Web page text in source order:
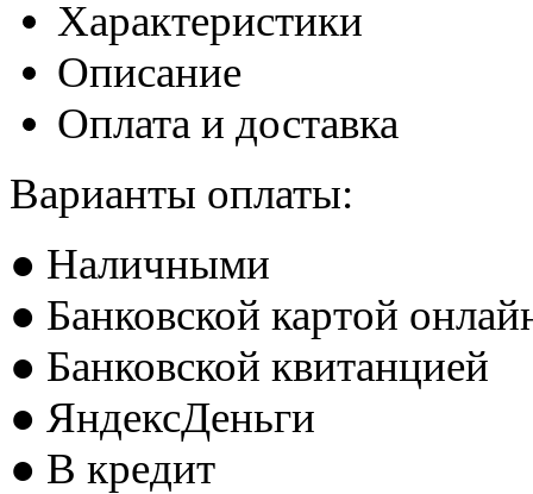
Характеристики
Описание
Оплата и доставка
Варианты оплаты:
● Наличными
● Банковской картой
● Банковской квитанцией
● ЯндексДеньги
● В кредит